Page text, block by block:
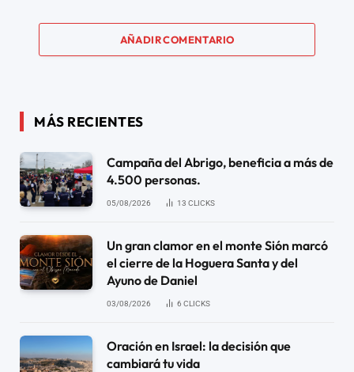
AÑADIR COMENTARIO
MÁS RECIENTES
Campaña del Abrigo, beneficia a más de
4.500 personas.
05/08/2026 13 CLICKS
Un gran clamor en el monte Sión marcó
el cierre de la Hoguera Santa y del
Ayuno de Daniel
03/08/2026 6 CLICKS
Oración en Israel: la decisión que
cambiará tu vida